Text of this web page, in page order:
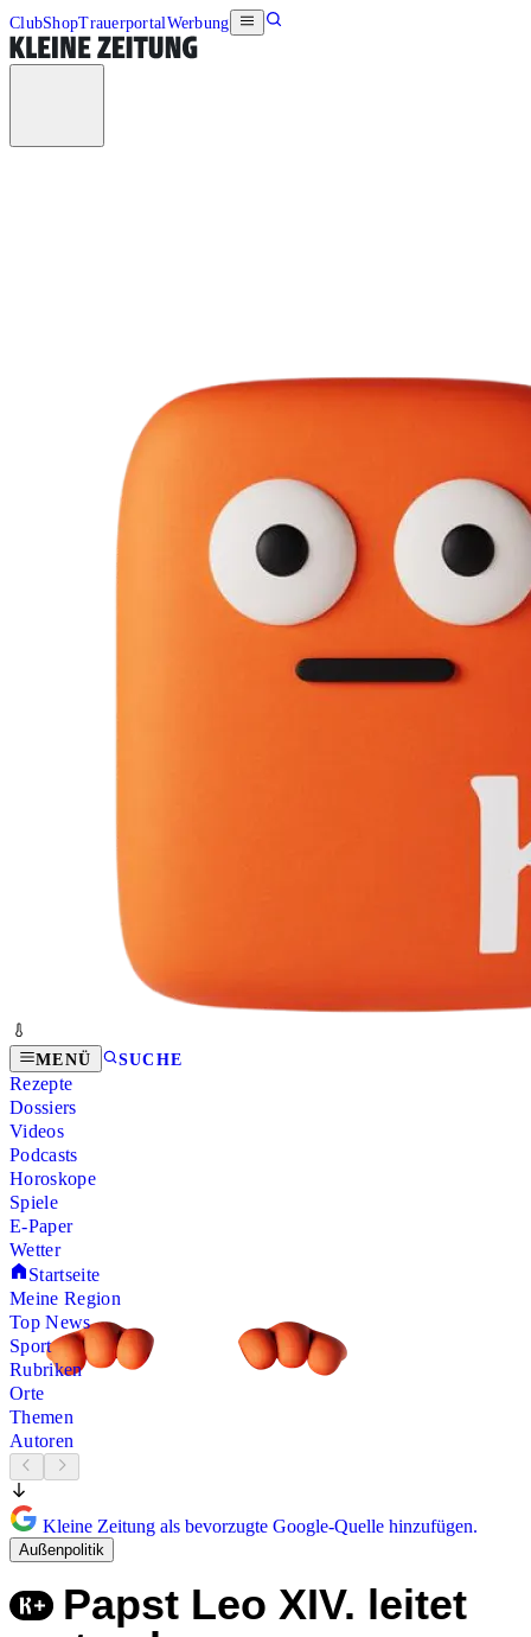
ClubShopTrauerportalWerbung
MENÜ SUCHE
Rezepte
Dossiers
Videos
Podcasts
Horoskope
Spiele
E-Paper
Wetter
Startseite
Meine Region
Top News
Sport
Rubriken
Orte
Themen
Autoren
Kleine Zeitung als bevorzugte Google-Quelle hinzufügen.
Außenpolitik
Papst Leo XIV. leitet